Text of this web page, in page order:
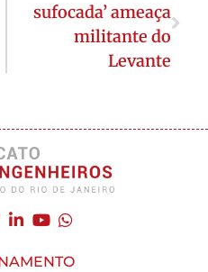
sufocada’ ameaça
militante do
Levante